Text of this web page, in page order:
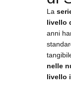
La
livello
anni
nelle
livello